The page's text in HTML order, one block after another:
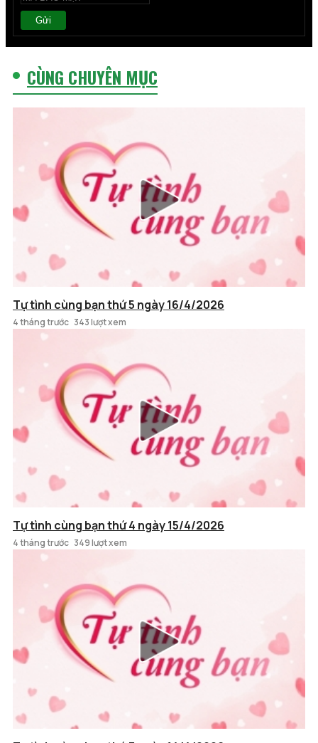
Gửi
CÙNG CHUYÊN MỤC
Tự tình cùng bạn thứ 5 ngày 16/4/2026
4 tháng trước 343 lượt xem
Tự tình cùng bạn thứ 4 ngày 15/4/2026
4 tháng trước 349 lượt xem